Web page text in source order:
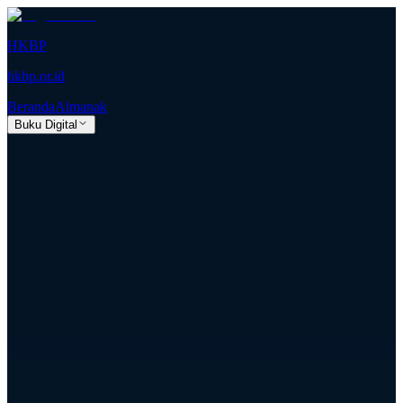
HKBP
hkbp.or.id
BerandaAlmanak
Buku Digital